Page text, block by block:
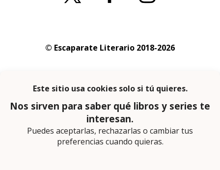
© Escaparate Literario 2018-2026
privacidad
En calidad de afiliado de Amazon obtengo
ingresos por las compras adscritas que